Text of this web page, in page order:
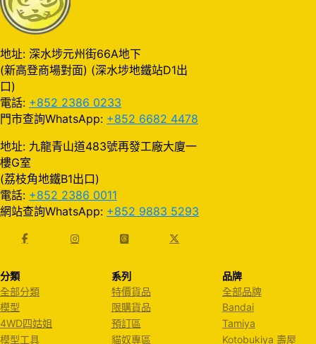
地址: 深水埗元州街66A地下
(新高登商場對面) (深水埗地鐵站D1出
口)
電話: +852 2386 0233
門市查詢WhatsApp: +852 6682 4478
地址: 九龍青山道483號再發工廠大廈一
樓G室
(荔枝角地鐵B1出口)
電話: +852 2386 0011
網站查詢WhatsApp: +852 9883 5293
分類
全部分類
模型
4WD四姑姐
模型工具
系列
特價貨品
限購貨品
預訂區
貓奴專區
品牌
全部品牌
Bandai
Tamiya
Kotobukiya 壽屋